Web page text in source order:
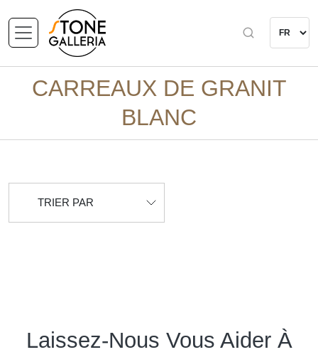
CARREAUX DE GRANIT
BLANC
TRIER PAR
Laissez-Nous Vous Aider À